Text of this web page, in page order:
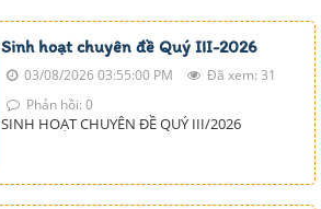
Sinh hoạt chuyên đề Quý III-2026
03/08/2026 03:55:00 PM
Đã xem: 31
Phản hồi: 0
SINH HOẠT CHUYÊN ĐỀ QUÝ III/2026